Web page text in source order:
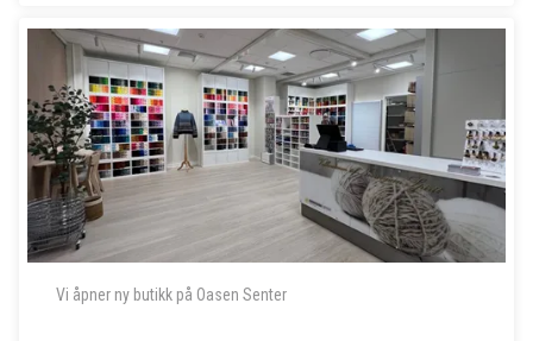
- - - - -
Vi åpner ny butikk på Oasen Senter